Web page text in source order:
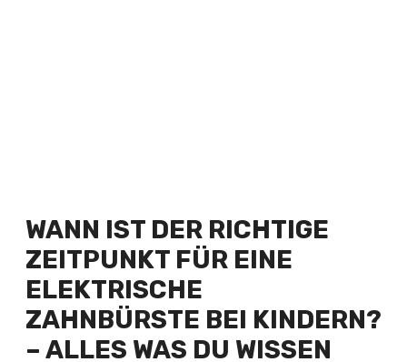
WANN IST DER RICHTIGE
ZEITPUNKT FÜR EINE
ELEKTRISCHE
ZAHNBÜRSTE BEI KINDERN?
– ALLES WAS DU WISSEN